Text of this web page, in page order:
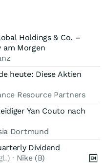
Holdings & Co. –
am Morgen
heute: Diese Aktien
Resource Partners
Yan Couto nach
Dortmund
Dividend
· Nike (B)